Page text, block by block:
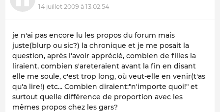
14 juillet 2009 à 13:02:54
je n'ai pas encore lu les propos du forum mais
juste(blurp ou sic?) la chronique et je me posait la
question, après l'avoir apprécié, combien de filles la
liraient, combien s'areteraient avant la fin en disant
elle me soule, c'est trop long, où veut-elle en venir(t'as
qu'a lire!) etc... Combien diraient:"n'importe quoi!" et
surtout quelle différence de proportion avec les
mêmes propos chez les gars?